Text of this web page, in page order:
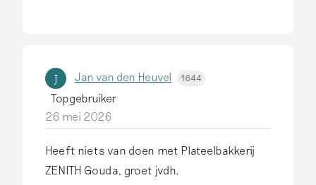
J Jan van den Heuvel 1644
Topgebruiker
26 mei 2026
Heeft niets van doen met Plateelbakkerij
ZENITH Gouda, groet jvdh.